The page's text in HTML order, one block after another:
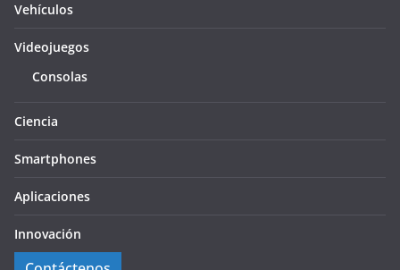
Vehículos
Videojuegos
Consolas
Ciencia
Smartphones
Aplicaciones
Innovación